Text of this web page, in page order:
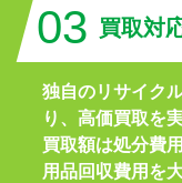
03 買取対
独自のリサイク
り、高価買取を
買取額は処分費
用品回収費用を